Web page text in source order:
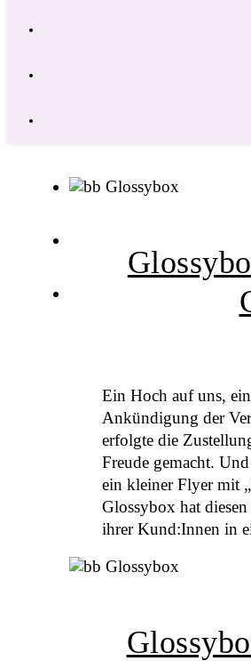
Ein Hoch auf uns,
Ankündigung der
erfolgte die
Freude gemacht.
ein kleiner Flyer mit
Glossybox hat
ihrer Kund:Innen in